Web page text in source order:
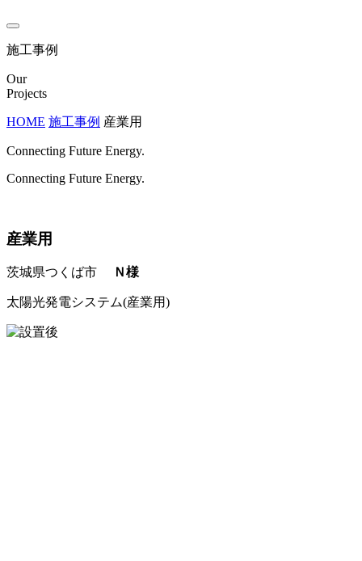
施工事例
Our
Projects
HOME 施工事例 産業用
Connecting Future Energy.
Connecting Future Energy.
産業用
茨城県つくば市 Ｎ様
太陽光発電システム(産業用)